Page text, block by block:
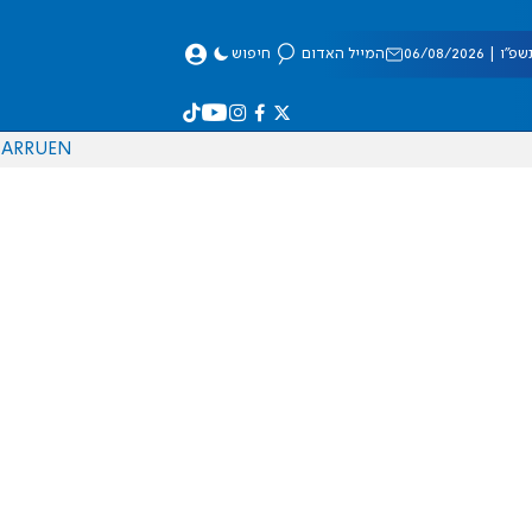
08/2026 המייל האדום חיפוש
EN
RU
AR